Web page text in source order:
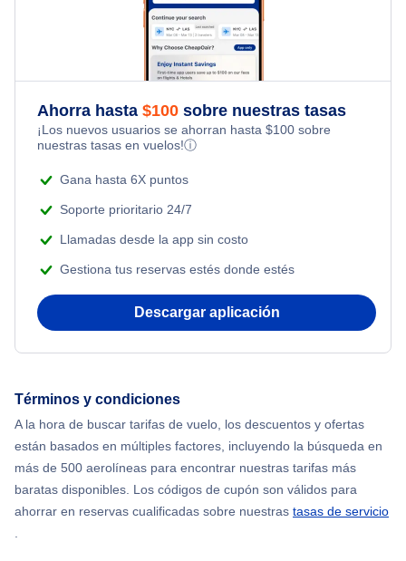
Flights Under $199
Flights from Toronto to Shanghai
Flights from Nueva York to Singapur
Flights from Nueva York to Tel Aviv
Flights from Nueva York to Estanbul
Flights from Nueva York to Mumbai
Flights from Shanghai to Nueva York
Flights from Nueva York to Hong Kong
Flights from Nueva York to Seúl
Honeymoon Vacations
Adventure Vacations
Ahorra hasta $100 sobre nuestras tasas
¡Los nuevos usuarios se ahorran hasta $100 sobre
nuestras tasas en vuelos!ⓘ
Gana hasta 6X puntos
Soporte prioritario 24/7
Llamadas desde la app sin costo
Gestiona tus reservas estés donde estés
Descargar aplicación
Términos y condiciones
A la hora de buscar tarifas de vuelo, los descuentos y ofertas
están basados en múltiples factores, incluyendo la búsqueda en
más de 500 aerolíneas para encontrar nuestras tarifas más
baratas disponibles. Los códigos de cupón son válidos para
ahorrar en reservas cualificadas sobre nuestras tasas de servicio
.